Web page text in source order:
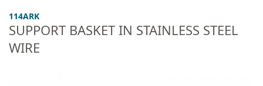
114ARK
SUPPORT BASKET IN STAINLESS STEEL
WIRE